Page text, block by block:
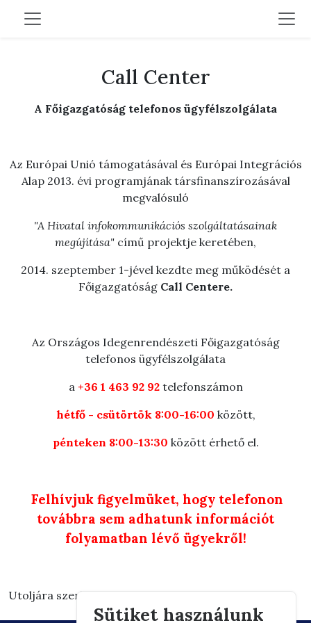
Call Center
A Főigazgatóság telefonos ügyfélszolgálata
Az Európai Unió támogatásával és Európai Integrációs
Alap 2013. évi programjának társfinanszírozásával
megvalósuló
"A Hivatal infokommunikációs szolgáltatásainak
megújítása" című projektje keretében,
2014. szeptember 1-jével kezdte meg működését a
Főigazgatóság Call Centere.
Az Országos Idegenrendészeti Főigazgatóság
telefonos ügyfélszolgálata
a +36 1 463 92 92telefonszámon
hétfő - csütörtök 8:00-16:00 között,
pénteken 8:00-13:30 között érhető el.
Felhívjuk figyelmüket, hogy telefonon
továbbra sem adhatunk információt
folyamatban lévő ügyekről!
Utoljára szerkesztve: 2024.12.03. 11:59
Sütiket használunk